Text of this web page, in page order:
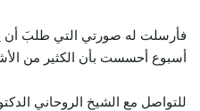
فأرسلت له صورتي التي طلبَ أن
أسبوع أحسست بأن الكثير من
للتواصل مع الشيخ الروحاني